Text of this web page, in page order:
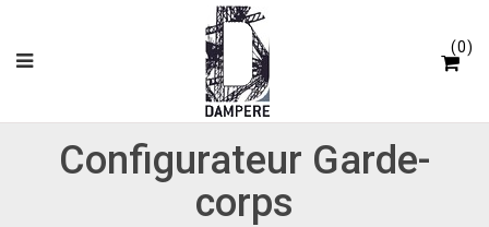
0
Configurateur Garde-
corps
Panneau de gestion des cookies